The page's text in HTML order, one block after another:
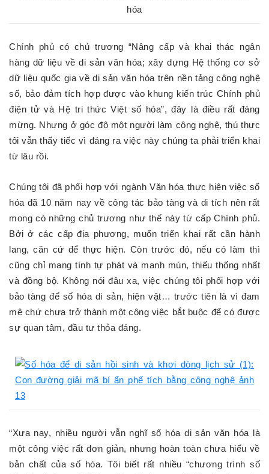
hóa
Chính phủ có chủ trương “Nâng cấp và khai thác ngân
hàng dữ liệu về di sản văn hóa; xây dựng Hệ thống cơ sở
dữ liệu quốc gia về di sản văn hóa trên nền tảng công nghệ
số, bảo đảm tích hợp được vào khung kiến trúc Chính phủ
điện tử và Hệ tri thức Việt số hóa”, đây là điều rất đáng
mừng. Nhưng ở góc độ một người làm công nghệ, thú thực
tôi vẫn thấy tiếc vì đáng ra việc này chúng ta phải triển khai
từ lâu rồi.
Chúng tôi đã phối hợp với ngành Văn hóa thực hiện việc số
hóa đã 10 năm nay về công tác bảo tàng và di tích nên rất
mong có những chủ trương như thế này từ cấp Chính phủ.
Bởi ở các cấp địa phương, muốn triển khai rất cần hành
lang, căn cứ để thực hiện. Còn trước đó, nếu có làm thì
cũng chỉ mang tính tự phát và manh mún, thiếu thống nhất
và đồng bộ. Không nói đâu xa, việc chúng tôi phối hợp với
bảo tàng để số hóa di sản, hiện vật… trước tiên là vì đam
mê chứ chưa trở thành một công việc bắt buộc để có được
sự quan tâm, đầu tư thỏa đáng.
“Xưa nay, nhiều người vẫn nghĩ số hóa di sản văn hóa là
một công việc rất đơn giản, nhưng hoàn toàn chưa hiểu về
bản chất của số hóa. Tôi biết rất nhiều “chương trình số